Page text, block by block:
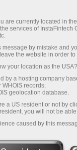
are currently located in
services of
message by mistake and
the website in order
your location as the USA?
by a hosting company
WHOIS records;
geolocation database.
a US resident or not by
you will not be
caused by this